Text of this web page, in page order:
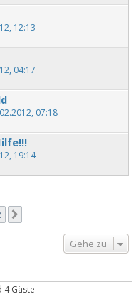
12:13
04:17
07:18
19:14
Gehe zu
Gäste